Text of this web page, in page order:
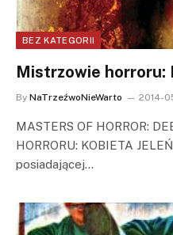
BEZ KATEGORII
Mistrzowie horroru:
By NaTrzeźwoNieWarto 2014-
MASTERS OF HORROR:
HORRORU: KOBIETA
posiadającej…